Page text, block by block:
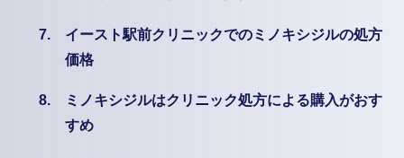
7.
イースト駅前クリニックでのミノキシジルの処方
価格
8.
ミノキシジルはクリニック処方による購入がおす
すめ